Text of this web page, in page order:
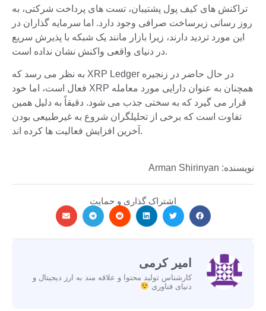
تراکنش های کیف پول پشتیبان، تست های پرداخت شرکتی، به
روز رسانی زیرساخت صرافی وجود دارد. اما سرمایه گذاران در
این مورد تردید دارند، زیرا بازار مانند یک شبکه با پذیرش سریع
در دنیای واقعی واکنش نشان نداده است.
به نظر می رسد که XRP Ledger در حال حاضر در زنجیره
فعال است، اما خود XRP همچنان به عنوان دارایی مورد معامله
قرار می گیرد که به سختی جذب می شود. دقیقاً به دلیل همین
تفاوت است که برخی از تحلیلگران شروع به غیرطبیعی بودن
آخرین افزایش فعالیت ها کرده اند.
نویسنده: Arman Shirinyan
اشتراک گذاری و حمایت
امیر کرمی
کارشناس تولید محتوا و علاقه مند به ارز دیجیتال و
دنیای فناوری